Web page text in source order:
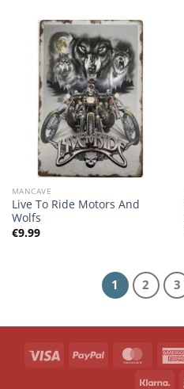
MANCAVE
Live To Ride Motors And
Wolfs
€9.99
1 2 3